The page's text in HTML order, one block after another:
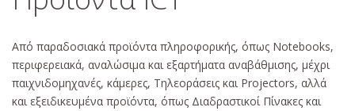
Από παραδοσιακά προϊόντα πληροφορικής, όπως Notebooks,
περιφερειακά, αναλώσιμα και εξαρτήματα αναβάθμισης, μέχρι
παιχνιδομηχανές, κάμερες, Τηλεοράσεις και Projectors, αλλά
και εξειδικευμένα προϊόντα, όπως Διαδραστικοί Πίνακες και